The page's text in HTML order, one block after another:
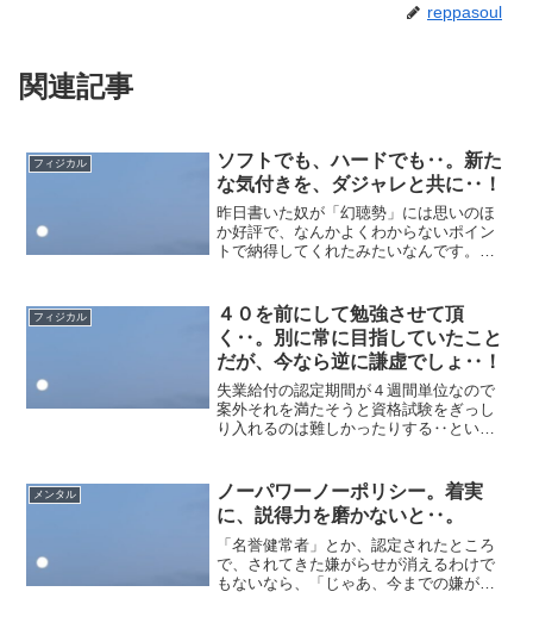
reppasoul
関連記事
フィジカル
ソフトでも、ハードでも‥。新た
な気付きを、ダジャレと共に‥！
昨日書いた奴が「幻聴勢」には思いのほ
か好評で、なんかよくわからないポイン
トで納得してくれたみたいなんです。な
者だろうが、別に何も変わらないよ、と
いうあるあるな主張かとは...
フィジカル
４０を前にして勉強させて頂
く‥。別に常に目指していたこと
だが、今なら逆に謙虚でしょ‥！
失業給付の認定期間が４週間単位なので
案外それを満たそうと資格試験をぎっし
り入れるのは難しかったりする‥という
例外なので、まあ普通は適当なとこに好
条件制限を課して応募して...
メンタル
ノーパワーノーポリシー。着実
に、説得力を磨かないと‥。
「名誉健常者」とか、認定されたところ
で、されてきた嫌がらせが消えるわけで
もないなら、「じゃあ、今までの嫌がら